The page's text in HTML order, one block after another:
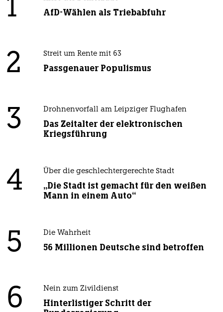
1 AfD-Wählen als Triebabfuhr
2 Streit um Rente mit 63
Passgenauer Populismus
3 Drohnenvorfall am Leipziger Flughafen
Das Zeitalter der elektronischen
Kriegsführung
4 Über die geschlechtergerechte Stadt
„Die Stadt ist gemacht für den weißen
Mann in einem Auto“
5 Die Wahrheit
56 Millionen Deutsche sind betroffen
6 Nein zum Zivildienst
Hinterlistiger Schritt der